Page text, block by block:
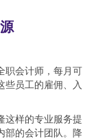
职会计师，每月可
些员工的雇佣、入
这样的专业服务提
部的会计团队。降